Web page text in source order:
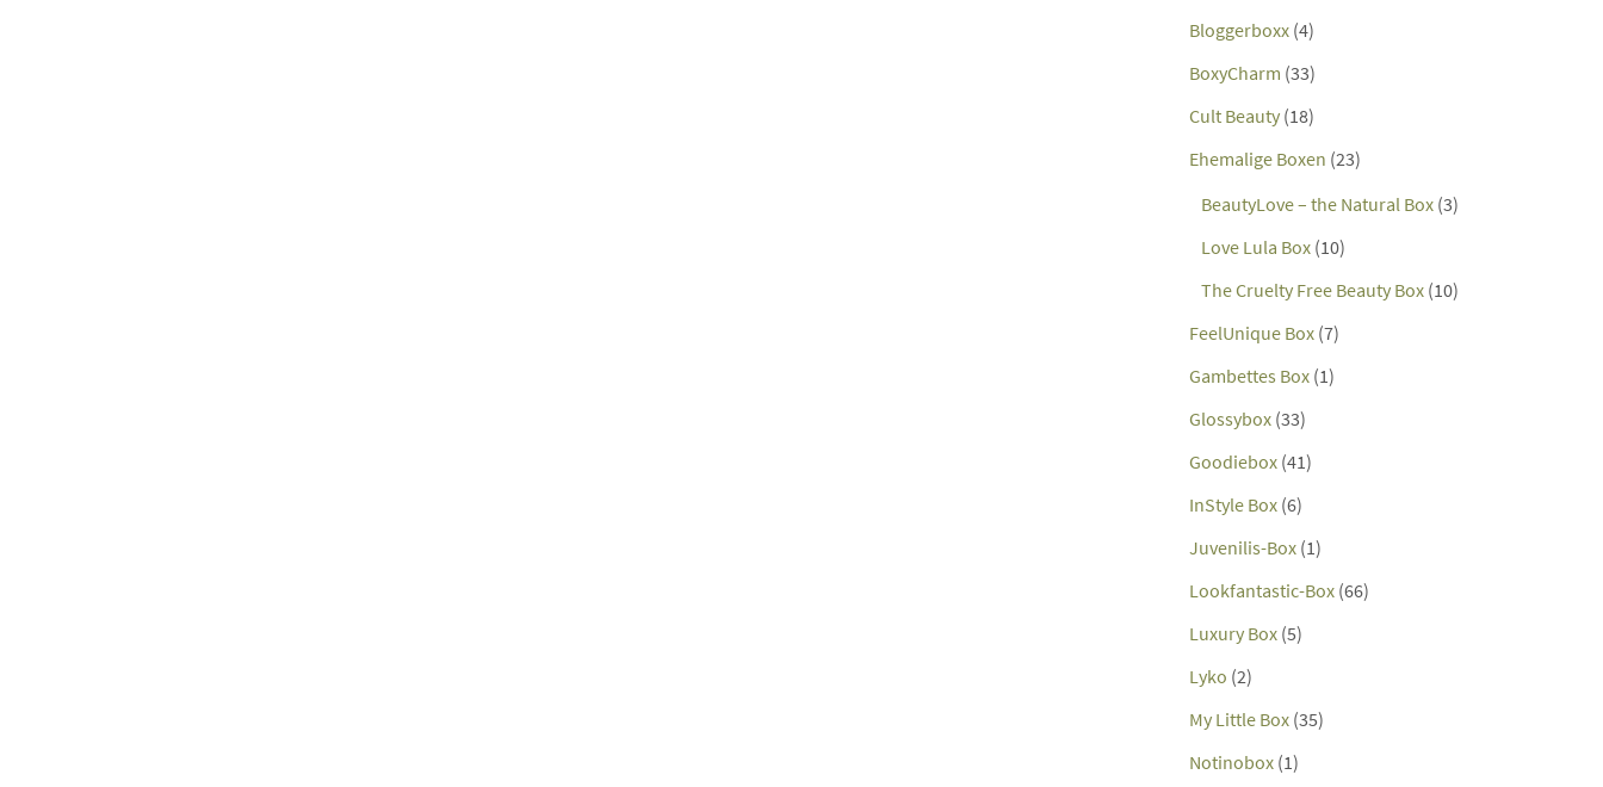
Bloggerboxx (4)
BoxyCharm (33)
Cult Beauty (18)
Ehemalige Boxen (23)
BeautyLove – the Natural Box (3)
Love Lula Box (10)
The Cruelty Free Beauty Box (10)
FeelUnique Box (7)
Gambettes Box (1)
Glossybox (33)
Goodiebox (41)
InStyle Box (6)
Juvenilis-Box (1)
Lookfantastic-Box (66)
Luxury Box (5)
Lyko (2)
My Little Box (35)
Notinobox (1)